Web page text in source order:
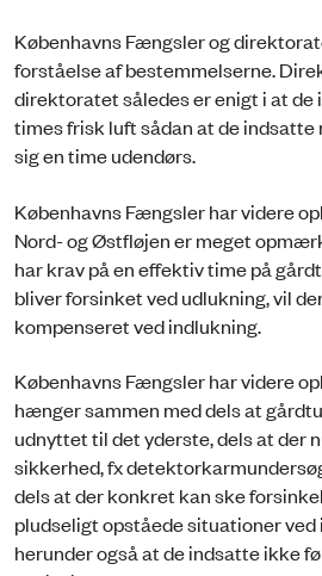
Københavns Fængsler og
forståelse af bestemmelserne.
direktoratet således er enigt i at de
times frisk luft sådan at de
sig en time udendørs.
Københavns Fængsler har videre
Nord- og Østfløjen er meget
har krav på en effektiv time på
bliver forsinket ved udlukning, vil
kompenseret ved indlukning.
Københavns Fængsler har videre
hænger sammen med dels at
udnyttet til det yderste, dels at der
sikkerhed, fx
dels at der konkret kan ske
pludseligt opståede situationer ved
herunder også at de indsatte ikke